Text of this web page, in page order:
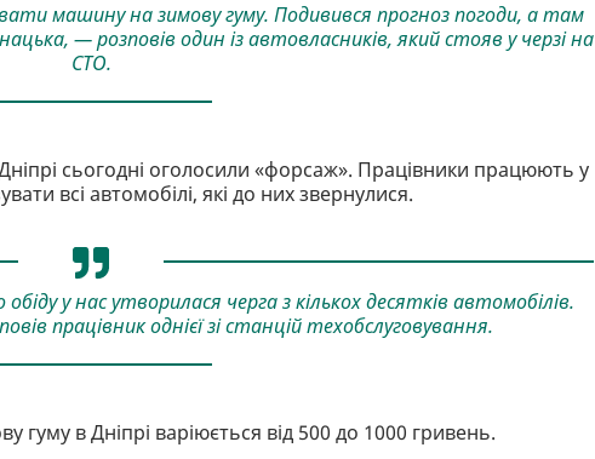
машину на зимову гуму. Подивився прогноз погоди, а там
— розповів один із автовласників, який стояв у черзі на
СТО.
сьогодні оголосили «форсаж». Працівники працюють у
всі автомобілі, які до них звернулися.
у нас утворилася черга з кількох десятків автомобілів.
працівник однієї зі станцій техобслуговування.
гуму в Дніпрі варіюється від 500 до 1000 гривень.